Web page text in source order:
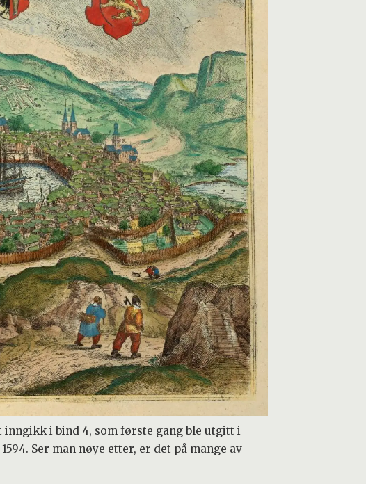
inngikk i bind 4, som første gang ble utgitt i
Ser man nøye etter, er det på mange av